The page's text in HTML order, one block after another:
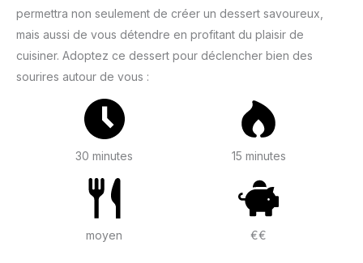
permettra non seulement de créer un dessert savoureux,
mais aussi de vous détendre en profitant du plaisir de
cuisiner. Adoptez ce dessert pour déclencher bien des
sourires autour de vous :
30 minutes 15 minutes
moyen €€